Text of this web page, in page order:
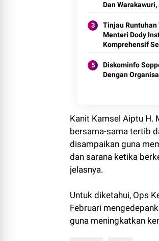
Dan
Tinjau Runtuhan
Menteri Dody
Komprehensif
Diskominfo
Dengan
Kanit Kamsel Aiptu H.
bersama-sama tertib
disampaikan guna
dan sarana ketika
jelasnya.
Untuk diketahui, Ops
Februari
guna meningkatkan